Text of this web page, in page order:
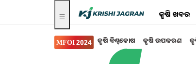
କୃଷି ଖବର
MFOI 2024 କୃଷି ବିଶ୍ବକୋଷ କୃଷି ଉପକରଣ